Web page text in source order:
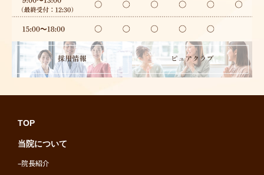
TOP
当院について
–院長紹介